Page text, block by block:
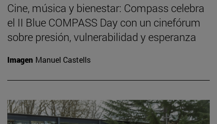
Cine, música y bienestar: Compass celebra
el II Blue COMPASS Day con un cinefórum
sobre presión, vulnerabilidad y esperanza
Imagen Manuel Castells